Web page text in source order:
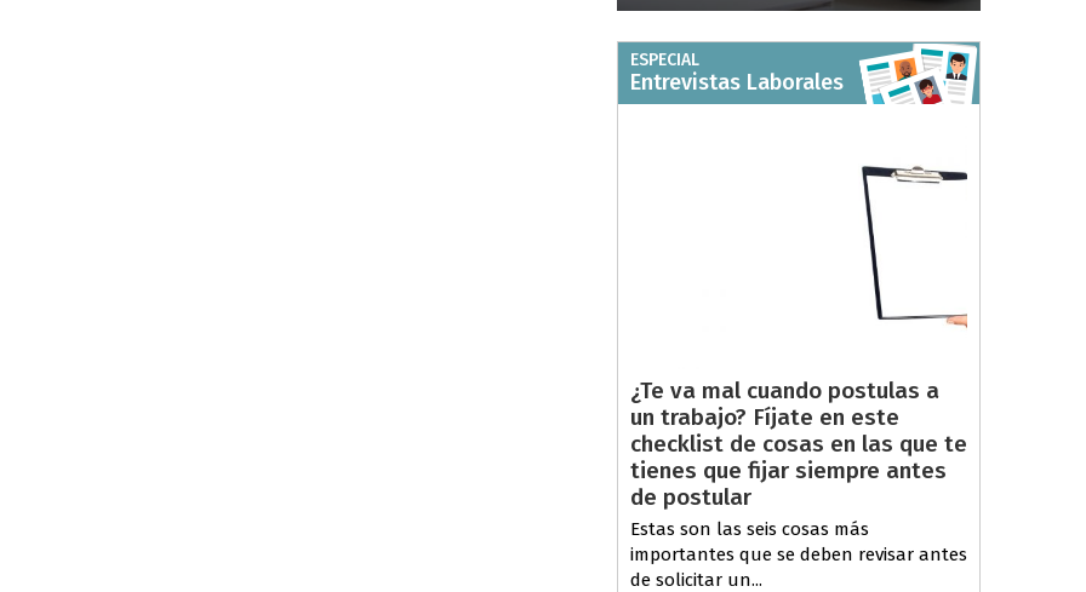
ESPECIAL
Entrevistas Laborales
¿Te va mal cuando postulas a
un trabajo? Fíjate en este
checklist de cosas en las que te
tienes que fijar siempre antes
de postular
Estas son las seis cosas más
importantes que se deben revisar antes
de solicitar un...